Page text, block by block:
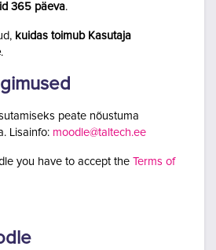
365 päeva.
kuidas toimub Kasutaja
.
peate nõustuma
Lisainfo: moodle@taltech.ee
you have to accept the Terms of